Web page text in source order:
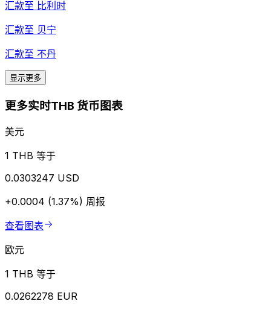
汇款至 比利时
汇款至 贝宁
汇款至 不丹
显示更多
更多实时THB 货币图表
美元
1 THB 等于
0.0303247 USD
+0.0004 (1.37%) 周报
查看图表
欧元
1 THB 等于
0.0262278 EUR